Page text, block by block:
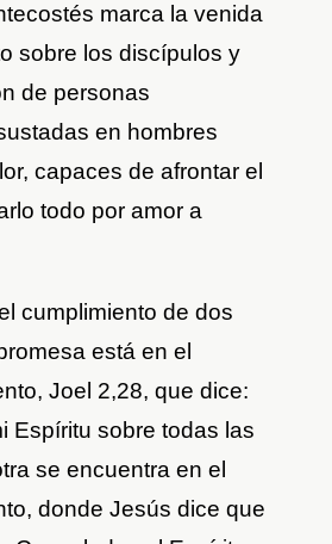
marca la venida
sobre los discípulos y
de personas
en hombres
capaces de afrontar el
todo por amor a
cumplimiento de dos
está en el
Joel 2,28, que dice:
Espíritu sobre todas las
se encuentra en el
donde Jesús dice que